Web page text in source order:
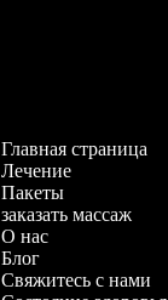
Главная страница
Лечение
Пакеты
заказать массаж
О нас
Блог
Свяжитесь с нами